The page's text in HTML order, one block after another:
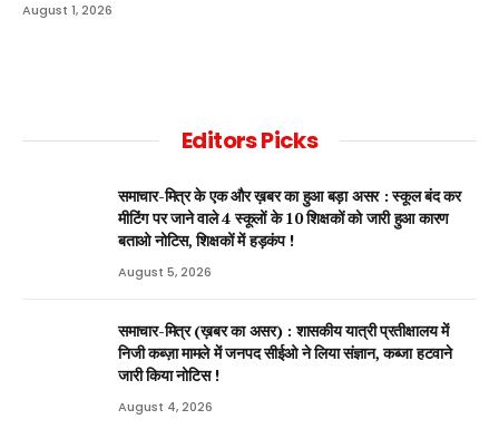
August 1, 2026
Editors Picks
समाचार-मित्र के एक और ख़बर का हुआ बड़ा असर : स्कूल बंद कर
मीटिंग पर जाने वाले 4 स्कूलों के 10 शिक्षकों को जारी हुआ कारण
बताओ नोटिस, शिक्षकों में हड़कंप !
August 5, 2026
समाचार-मित्र (ख़बर का असर) : शासकीय यात्री प्रतीक्षालय में
निजी कब्ज़ा मामले में जनपद सीईओ ने लिया संज्ञान, कब्जा हटवाने
जारी किया नोटिस !
August 4, 2026